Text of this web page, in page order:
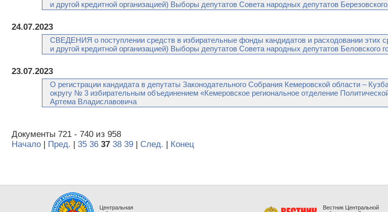
и другой кредитной организацией) Выборы депутатов Совета народных депутатов
24.07.2023
СВЕДЕНИЯ о поступлении средств в избирательные фонды кандидатов и расходовании
и другой кредитной организацией) Выборы депутатов Совета народных депутатов Беловского
23.07.2023
О регистрации кандидата в депутаты Законодательного Собрания Кемеровской области –
округу № 3 избирательным объединением «Кемеровское региональное отделение
Артема Владиславовича
Документы 721 - 740 из 958
Начало | Пред. | 35 36 37 38 39 | След. | Конец
Центральная
Вестник Центральной